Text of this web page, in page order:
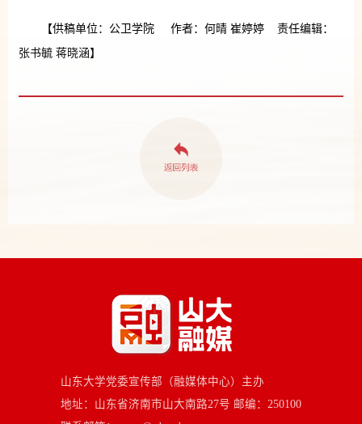
【供稿单位：公卫学院 作者：何晴 崔婷婷 责任编辑：
张书毓 蒋晓涵】
山东大学党委宣传部（融媒体中心）主办
地址：山东省济南市山大南路27号 邮编：250100